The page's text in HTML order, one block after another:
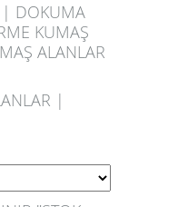
| DOKUMA
KUMAŞ
ALANLAR
|